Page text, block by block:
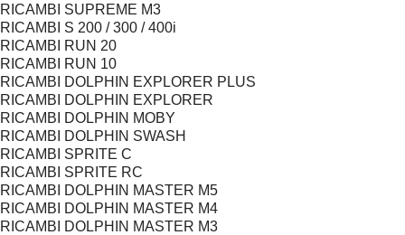
RICAMBI SUPREME M3
RICAMBI S 200 / 300 / 400i
RICAMBI RUN 20
RICAMBI RUN 10
RICAMBI DOLPHIN EXPLORER PLUS
RICAMBI DOLPHIN EXPLORER
RICAMBI DOLPHIN MOBY
RICAMBI DOLPHIN SWASH
RICAMBI SPRITE C
RICAMBI SPRITE RC
RICAMBI DOLPHIN MASTER M5
RICAMBI DOLPHIN MASTER M4
RICAMBI DOLPHIN MASTER M3